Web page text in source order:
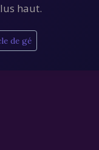
haut.
de gé